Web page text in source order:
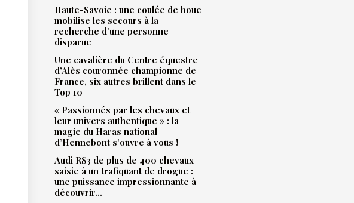
Haute-Savoie : une coulée de boue
mobilise les secours à la
recherche d’une personne
disparue
Une cavalière du Centre équestre
d’Alès couronnée championne de
France, six autres brillent dans le
Top 10
« Passionnés par les chevaux et
leur univers authentique » : la
magie du Haras national
d’Hennebont s’ouvre à vous !
Audi RS3 de plus de 400 chevaux
saisie à un trafiquant de drogue :
une puissance impressionnante à
découvrir…